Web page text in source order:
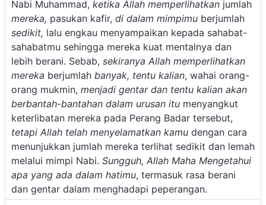
Nabi Muhammad, ketika Allah memperlihatkan jumlah
mereka, pasukan kafir, di dalam mimpimu berjumlah
sedikit, lalu engkau menyampaikan kepada sahabat-
sahabatmu sehingga mereka kuat mentalnya dan
lebih berani. Sebab, sekiranya Allah memperlihatkan
mereka berjumlah banyak, tentu kalian, wahai orang-
orang mukmin, menjadi gentar dan tentu kalian akan
berbantah-bantahan dalam urusan itu menyangkut
keterlibatan mereka pada Perang Badar tersebut,
tetapi Allah telah menyelamatkan kamu dengan cara
menunjukkan jumlah mereka terlihat sedikit dan lemah
melalui mimpi Nabi. Sungguh, Allah Maha Mengetahui
apa yang ada dalam hatimu, termasuk rasa berani
dan gentar dalam menghadapi peperangan.